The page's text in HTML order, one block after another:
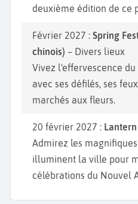
deuxième édition de ce
Février 2027 : Spring
chinois) – Divers lieux
Vivez l'effervescence
avec ses défilés, ses
marchés aux fleurs.
20 février 2027 :
Admirez les
illuminent la ville pour
célébrations du Nouvel